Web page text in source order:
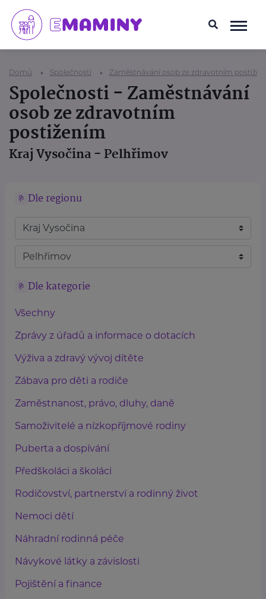
Domů Společnosti Zaměstnávání osob ze zdravotním
Společnosti - Zaměstnávání
osob ze zdravotním
postižením
Kraj Vysočina - Pelhřimov
Dle regionu
Dle kategorie
Všechny
Zprávy z úřadů a informace o dotacích
Výživa a zdravý vývoj dítěte
Zábava pro děti a rodiče
Zaměstnanost, právo, dluhy, daně
Samoživitelé a nízkopříjmové rodiny
Puberta a dospívání
Předškoláci a školáci
Rodičovství, partnerství a rodinný život
Nemoci dětí
Náhradní rodinná péče
Návykové látky a závislosti
Pojištění a finance